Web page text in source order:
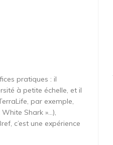
pratiques : il
à petite échelle, et il
par exemple,
Shark »…),
c’est une expérience